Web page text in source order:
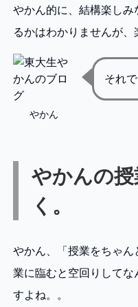
やかん的に、結構楽し
るかはわかりませんが、
やかん
それ
やかんの
く。
やかん、「授業をちゃ
業に臨むと空回りして
すよね。。